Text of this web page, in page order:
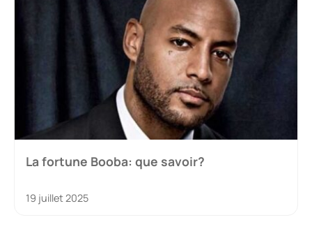
La fortune Booba: que savoir?
19 juillet 2025